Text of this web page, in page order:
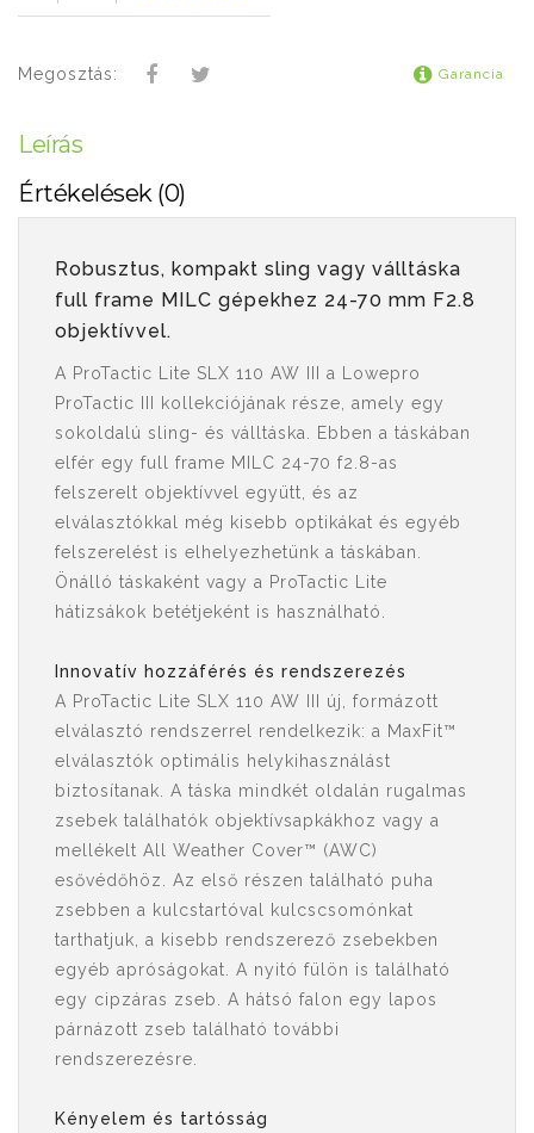
Megosztás: Garancia
Leírás
Értékelések (0)
Robusztus, kompakt sling vagy válltáska
full frame MILC gépekhez 24-70 mm F2.8
objektívvel.
A ProTactic Lite SLX 110 AW III a Lowepro
ProTactic III kollekciójának része, amely egy
sokoldalú sling- és válltáska. Ebben a táskában
elfér egy full frame MILC 24-70 f2.8-as
felszerelt objektívvel együtt, és az
elválasztókkal még kisebb optikákat és egyéb
felszerelést is elhelyezhetünk a táskában.
Önálló táskaként vagy a ProTactic Lite
hátizsákok betétjeként is használható.
Innovatív hozzáférés és rendszerezés
A ProTactic Lite SLX 110 AW III új, formázott
elválasztó rendszerrel rendelkezik: a MaxFit™
elválasztók optimális helykihasználást
biztosítanak. A táska mindkét oldalán rugalmas
zsebek találhatók objektívsapkákhoz vagy a
mellékelt All Weather Cover™ (AWC)
esővédőhöz. Az első részen található puha
zsebben a kulcstartóval kulcscsomónkat
tarthatjuk, a kisebb rendszerező zsebekben
egyéb apróságokat. A nyitó fülön is található
egy cipzáras zseb. A hátsó falon egy lapos
párnázott zseb található további
rendszerezésre.
Kényelem és tartósság